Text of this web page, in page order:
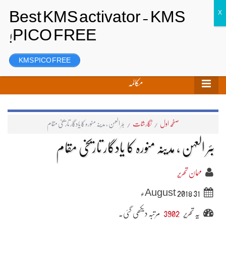
رجسٹر
مکالمہ
صفحہ اول / نگارشات / بئر العہن ، مدینہ منورہ کا یادگار تاریخی مقام
بئر العہن ، مدینہ منورہ کا یادگار تاریخی مقام
مہمان تحریر
31 August 2018ء
یہ تحریر 3902 مرتبہ دیکھی گئی۔
KMS PICO FREE